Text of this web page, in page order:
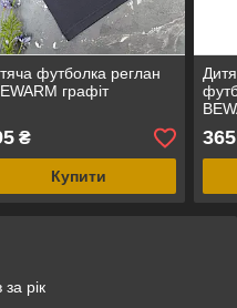
футболка реглан
графіт
₴
Купити
365
рік